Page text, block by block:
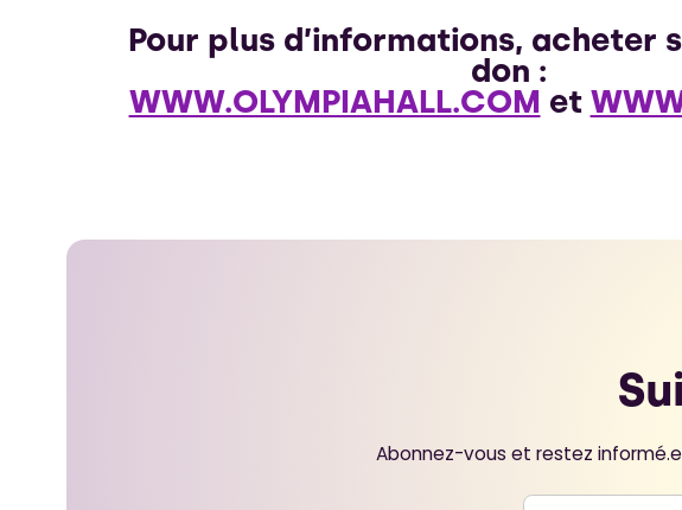
Pour plus d’informations, acheter
don :
WWW.OLYMPIAHALL.COM et
Abonnez-vous et restez